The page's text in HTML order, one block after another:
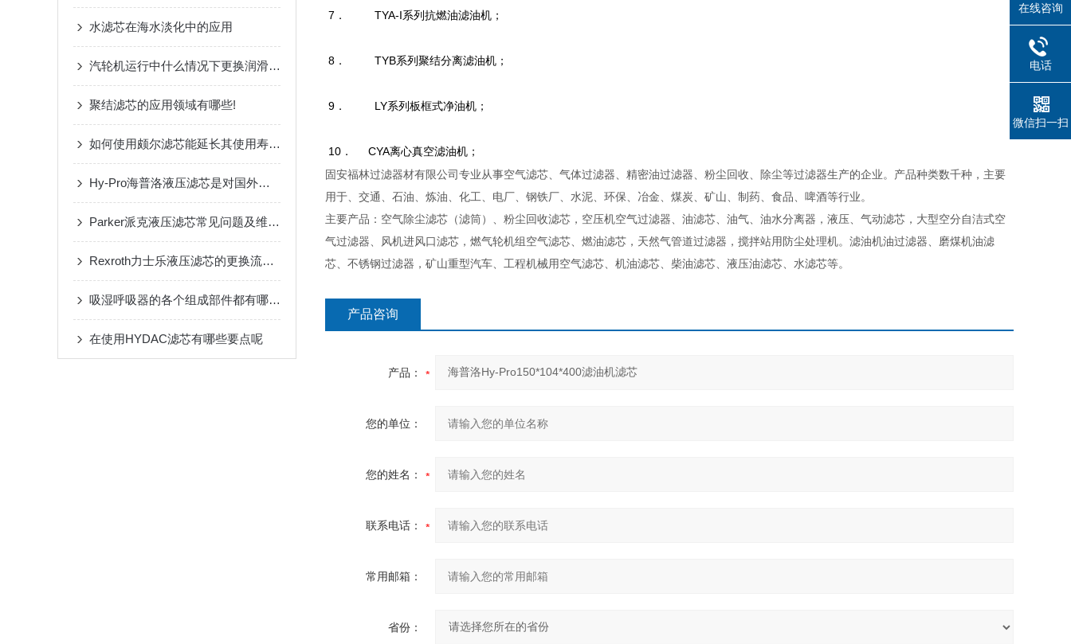
水滤芯在海水淡化中的应用
汽轮机运行中什么情况下更换润滑油滤芯?
聚结滤芯的应用领域有哪些!
如何使用颇尔滤芯能延长其使用寿命？
Hy-Pro海普洛液压滤芯是对国外进口设备用滤芯国产化后的替代产品
Parker派克液压滤芯常见问题及维护应对策略
Rexroth力士乐液压滤芯的更换流程与安装注意事项详解
吸湿呼吸器的各个组成部件都有哪些特点？
在使用HYDAC滤芯有哪些要点呢
7 ． TYA-I系列抗燃油滤油机；
8 ． TYB系列聚结分离滤油机；
9 ． LY系列板框式净油机；
10 ． CYA离心真空滤油机；
固安福林过滤器材有限公司专业从事空气滤芯、气体过滤器、精密油过滤器、粉尘回收、除尘等过滤器生产的企业。产品种类数千种，主要
用于、交通、石油、炼油、化工、电厂、钢铁厂、水泥、环保、冶金、煤炭、矿山、制药、食品、啤酒等行业。
主要产品：空气除尘滤芯（滤筒）、粉尘回收滤芯，空压机空气过滤器、油滤芯、油气、油水分离器，液压、气动滤芯，大型空分自洁式空
气过滤器、风机进风口滤芯，燃气轮机组空气滤芯、燃油滤芯，天然气管道过滤器，搅拌站用防尘处理机。滤油机油过滤器、磨煤机油滤
芯、不锈钢过滤器，矿山重型汽车、工程机械用空气滤芯、机油滤芯、柴油滤芯、液压油滤芯、水滤芯等。
产品咨询
产品：
您的单位：
您的姓名：
联系电话：
常用邮箱：
省份：
在线咨询
电话
微信扫一扫